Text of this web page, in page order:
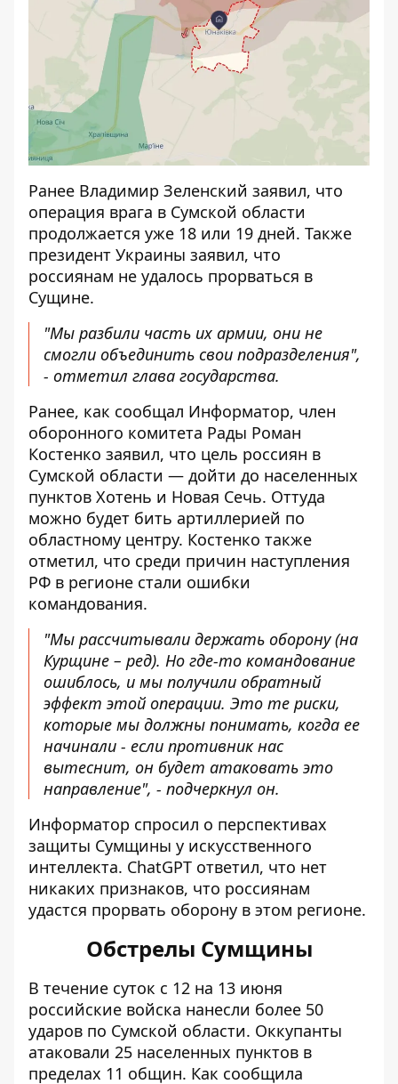
Ранее Владимир Зеленский заявил, что
операция врага в Сумской области
продолжается уже 18 или 19 дней. Также
президент Украины заявил, что
россиянам не удалось прорваться в
Сущине.
"Мы разбили часть их армии, они не
смогли объединить свои подразделения",
- отметил глава государства.
Ранее, как сообщал Информатор, член
оборонного комитета Рады Роман
Костенко заявил, что цель россиян в
Сумской области — дойти до населенных
пунктов Хотень и Новая Сечь. Оттуда
можно будет бить артиллерией по
областному центру. Костенко также
отметил, что среди причин наступления
РФ в регионе стали ошибки
командования.
"Мы рассчитывали держать оборону (на
Курщине – ред). Но где-то командование
ошиблось, и мы получили обратный
эффект этой операции. Это те риски,
которые мы должны понимать, когда ее
начинали - если противник нас
вытеснит, он будет атаковать это
направление", - подчеркнул он.
Информатор спросил о перспективах
защиты Сумщины у искусственного
интеллекта. ChatGPT ответил, что нет
никаких признаков, что россиянам
удастся прорвать оборону в этом регионе.
Обстрелы Сумщины
В течение суток с 12 на 13 июня
российские войска нанесли более 50
ударов по Сумской области. Оккупанты
атаковали 25 населенных пунктов в
пределах 11 общин. Как сообщила